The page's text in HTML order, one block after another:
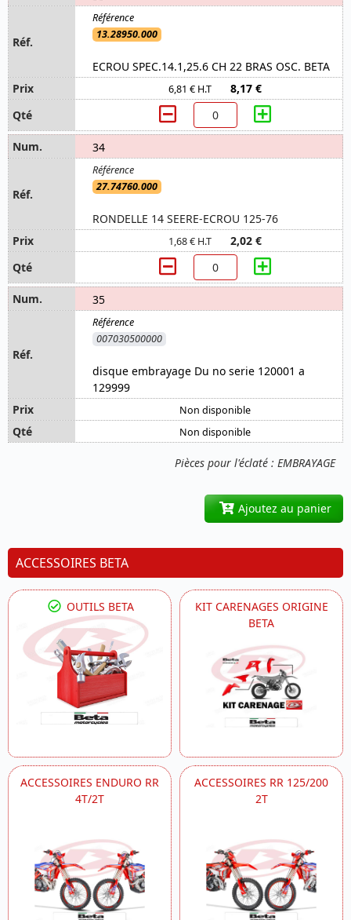
Pièces pour l'éclaté : EMBRAYAGE
13.28950.000
ECROU SPEC.14.1,25.6 CH 22 BRAS OSC. BETA
6,81 € H.T 8,17 €
34
27.74760.000
RONDELLE 14 SEERE-ECROU 125-76
1,68 € H.T 2,02 €
35
007030500000
disque embrayage Du no serie 120001 a
129999
Non disponible
Non disponible
Ajoutez au panier
ACCESSOIRES BETA
OUTILS BETA
KIT CARENAGES ORIGINE
BETA
ACCESSOIRES ENDURO RR
4T/2T
ACCESSOIRES RR 125/200
2T